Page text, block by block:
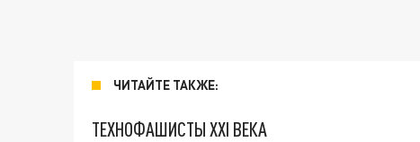
ЧИТАЙТЕ ТАКЖЕ:
ТЕХНОФАШИСТЫ XXI ВЕКА